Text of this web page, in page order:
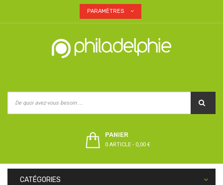
PARAMÈTRES
PANIER
0 ARTICLE - 0,00 €
CATÉGORIES